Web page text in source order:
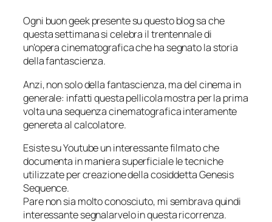
Ogni buon geek presente su questo blog sa che
questa settimana si celebra il trentennale di
un’opera cinematografica che ha segnato la storia
della fantascienza.
Anzi, non solo della fantascienza, ma del cinema in
generale: infatti questa pellicola mostra per la prima
volta una sequenza cinematografica interamente
genereta al calcolatore.
Esiste su Youtube un interessante filmato che
documenta in maniera superficiale le tecniche
utilizzate per creazione della cosiddettaGenesis
Sequence.
Pare non sia molto conosciuto, mi sembrava quindi
interessante segnalarvelo in questa ricorrenza.